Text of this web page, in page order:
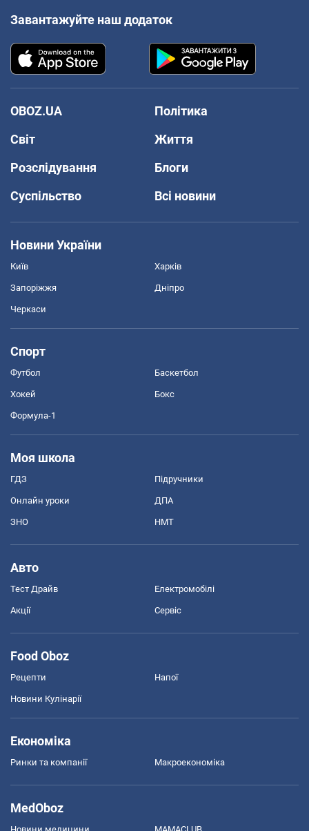
Завантажуйте наш додаток
OBOZ.UA
Політика
Світ
Життя
Розслідування
Блоги
Суспільство
Всі новини
Новини України
Київ Харків
Запоріжжя Дніпро
Черкаси
Спорт
Футбол Баскетбол
Хокей Бокс
Формула-1
Моя школа
ГДЗ Підручники
Онлайн уроки ДПА
ЗНО НМТ
Авто
Тест Драйв Електромобілі
Акції Сервіс
Food Oboz
Рецепти Напої
Новини Кулінарії
Економіка
Ринки та компанії Макроекономіка
MedOboz